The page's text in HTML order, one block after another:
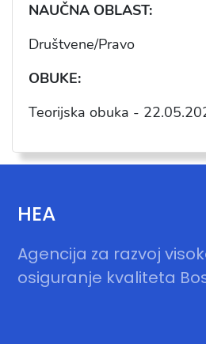
NAUČNA OBLAST:
Društvene/Pravo
OBUKE:
Teorijska obuka -
HEA
Agencija za razvoj
osiguranje kvaliteta